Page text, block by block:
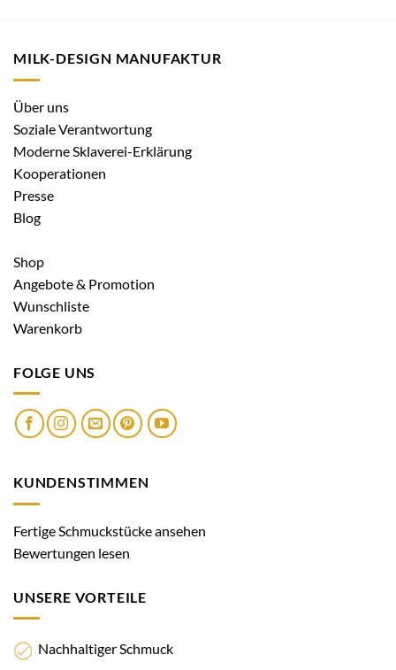
MILK-DESIGN MANUFAKTUR
Über uns
Soziale Verantwortung
Moderne Sklaverei-Erklärung
Kooperationen
Presse
Blog
Shop
Angebote & Promotion
Wunschliste
Warenkorb
FOLGE UNS
KUNDENSTIMMEN
Fertige Schmuckstücke ansehen
Bewertungen lesen
UNSERE VORTEILE
Nachhaltiger Schmuck